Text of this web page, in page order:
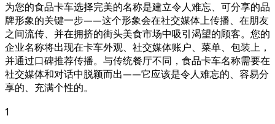
为您的食品卡车选择完美的名称是建立令人难忘、可分享的品
牌形象的关键一步——这个形象会在社交媒体上传播、在朋友
之间流传、并在拥挤的街头美食市场中吸引渴望的顾客。您的
企业名称将出现在卡车外观、社交媒体账户、菜单、包装上，
并通过口碑推荐传播。与传统餐厅不同，食品卡车名称需要在
社交媒体和对话中脱颖而出——它应该是令人难忘的、容易分
享的、充满个性的。
1